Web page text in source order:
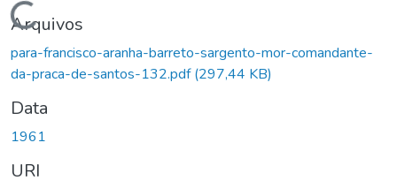
Carregando...
Arquivos
para-francisco-aranha-barreto-sargento-mor-comandante-
da-praca-de-santos-132.pdf(297,44 KB)
Data
1961
URI